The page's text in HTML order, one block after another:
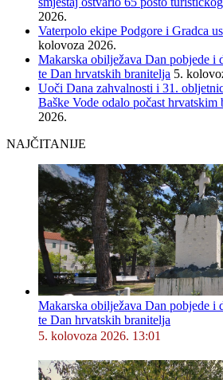
2026.
Vaterpolo ekipe Podgore i Gradca
kolovoza 2026.
Makarska obilježava Dan pobjede i
te Dan hrvatskih branitelja 5.
Uoči Dana zahvalnosti i 31.
Baške Vode odalo počast hrvatskim
2026.
NAJČITANIJE
Makarska obilježava Dan pobjede i
te Dan hrvatskih branitelja
5. kolovoza 2026. 13:01